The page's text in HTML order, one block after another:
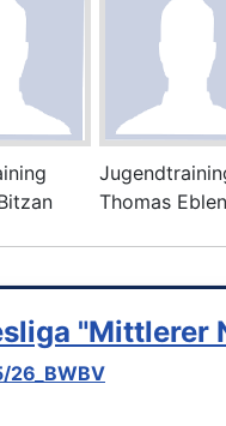
Thomas Eblen
"Mittlerer
26_BWBV